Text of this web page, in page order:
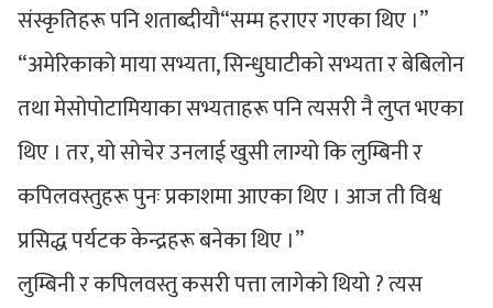
संस्कृतिहरू पनि शताब्दीयौ“सम्म हराएर गएका थिए ।”
“अमेरिकाको माया सभ्यता, सिन्धुघाटीको सभ्यता र बेबिलोन
तथा मेसोपोटामियाका सभ्यताहरू पनि त्यसरी नै लुप्त भएका
थिए । तर, यो सोचेर उनलाई खुसी लाग्यो कि लुम्बिनी र
कपिलवस्तुहरू पुनः प्रकाशमा आएका थिए । आज ती विश्व
प्रसिद्ध पर्यटक केन्द्रहरू बनेका थिए ।”
लुम्बिनी र कपिलवस्तु कसरी पत्ता लागेको थियो ? त्यस